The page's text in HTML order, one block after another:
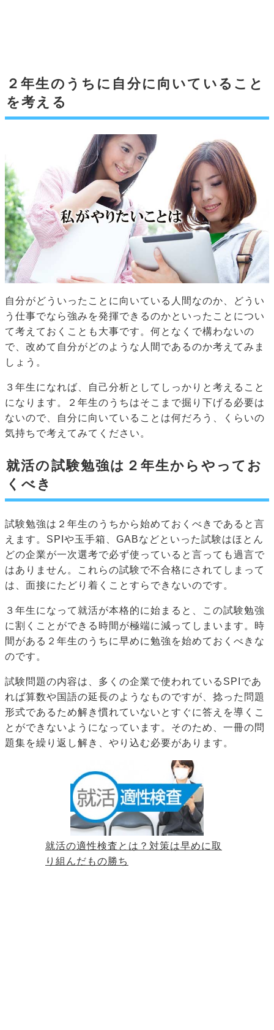
２年生のうちに自分に向いていること
を考える
自分がどういったことに向いている人間なのか、どうい
う仕事でなら強みを発揮できるのかといったことについ
て考えておくことも大事です。何となくで構わないの
で、改めて自分がどのような人間であるのか考えてみま
しょう。
３年生になれば、自己分析としてしっかりと考えること
になります。２年生のうちはそこまで掘り下げる必要は
ないので、自分に向いていることは何だろう、くらいの
気持ちで考えてみてください。
就活の試験勉強は２年生からやってお
くべき
試験勉強は２年生のうちから始めておくべきであると言
えます。SPIや玉手箱、GABなどといった試験はほとん
どの企業が一次選考で必ず使っていると言っても過言で
はありません。これらの試験で不合格にされてしまって
は、面接にたどり着くことすらできないのです。
３年生になって就活が本格的に始まると、この試験勉強
に割くことができる時間が極端に減ってしまいます。時
間がある２年生のうちに早めに勉強を始めておくべきな
のです。
試験問題の内容は、多くの企業で使われているSPIであ
れば算数や国語の延長のようなものですが、捻った問題
形式であるため解き慣れていないとすぐに答えを導くこ
とができないようになっています。そのため、一冊の問
題集を繰り返し解き、やり込む必要があります。
就活の適性検査とは？対策は早めに取
り組んだもの勝ち